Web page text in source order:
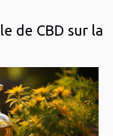
de CBD sur la